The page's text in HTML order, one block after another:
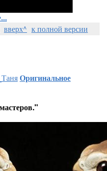
вверх^ к полной версии
Оригинальное